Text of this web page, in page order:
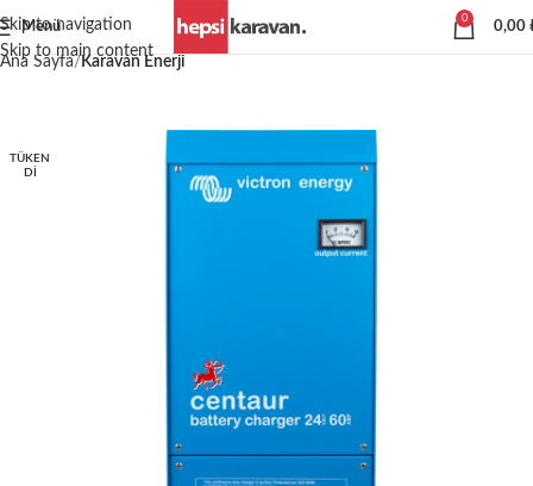
Skip to navigation
Skip to main content
Menü
0
0,00
Ana Sayfa Karavan Enerji
TÜKEN
DI